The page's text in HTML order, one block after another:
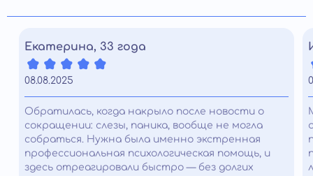
Екатерина, 33 года
08.08.2025
Обратилась, когда накрыло после новости о
сокращении: слезы, паника, вообще не могла
собраться. Нужна была именно экстренная
профессиональная психологическая помощь, и
здесь отреагировали быстро — без долгих